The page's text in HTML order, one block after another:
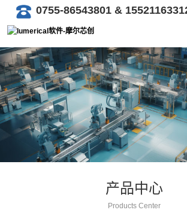
0755-86543801 &
产品中心
Products Center